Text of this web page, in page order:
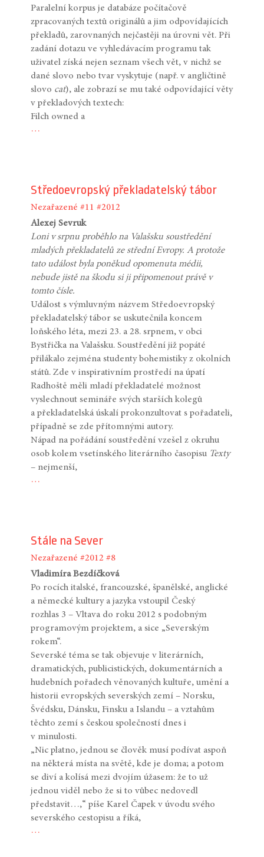
Paralelní korpus je databáze počítačově
zpracovaných textů originálů a jim odpovídajících
překladů, zarovnaných nejčastěji na úrovni vět. Při
zadání dotazu ve vyhledávacím programu tak
uživatel získá nejen seznam všech vět, v nichž se
dané slovo nebo tvar vyskytuje (např. v angličtině
slovo cat), ale zobrazí se mu také odpovídající věty
v překladových textech:
Filch owned a
…
Středoevropský překladatelský tábor
Nezařazené #11 #2012
Alexej Sevruk
Loni v srpnu proběhlo na Valašsku soustředění
mladých překladatelů ze střední Evropy. A protože
tato událost byla poněkud opomenuta médii,
nebude jistě na škodu si ji připomenout právě v
tomto čísle.
Událost s výmluvným názvem Středoevropský
překladatelský tábor se uskutečnila koncem
loňského léta, mezi 23. a 28. srpnem, v obci
Bystřička na Valašsku. Soustředění již popáté
přilákalo zejména studenty bohemistiky z okolních
států. Zde v inspirativním prostředí na úpatí
Radhoště měli mladí překladatelé možnost
vyslechnout semináře svých starších kolegů
a překladatelská úskalí prokonzultovat s pořadateli,
případně se zde přítomnými autory.
Nápad na pořádání soustředění vzešel z okruhu
osob kolem vsetínského literárního časopisu Texty
– nejmenší,
…
Stále na Sever
Nezařazené #2012 #8
Vladimíra Bezdíčková
Po rocích italské, francouzské, španělské, anglické
a německé kultury a jazyka vstoupil Český
rozhlas 3 – Vltava do roku 2012 s podobným
programovým projektem, a sice „Severským
rokem“.
Severské téma se tak objevuje v literárních,
dramatických, publicistických, dokumentárních a
hudebních pořadech věnovaných kultuře, umění a
historii evropských severských zemí – Norsku,
Švédsku, Dánsku, Finsku a Islandu – a vztahům
těchto zemí s českou společností dnes i
v minulosti.
„Nic platno, jednou se člověk musí podívat aspoň
na některá místa na světě, kde je doma; a potom
se diví a kolísá mezi dvojím úžasem: že to už
jednou viděl nebo že si to vůbec nedovedl
představit…,“ píše Karel Čapek v úvodu svého
severského cestopisu a říká,
…